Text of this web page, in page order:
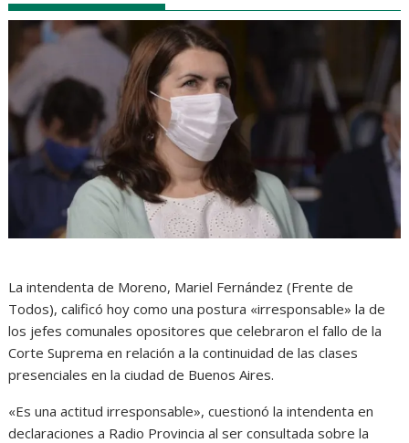
La intendenta de Moreno, Mariel Fernández (Frente de
Todos), calificó hoy como una postura «irresponsable» la de
los jefes comunales opositores que celebraron el fallo de la
Corte Suprema en relación a la continuidad de las clases
presenciales en la ciudad de Buenos Aires.
«Es una actitud irresponsable», cuestionó la intendenta en
declaraciones a Radio Provincia al ser consultada sobre la